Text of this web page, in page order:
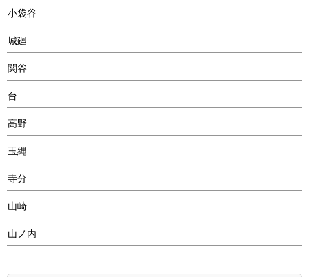
小袋谷
城廻
関谷
台
高野
玉縄
寺分
山崎
山ノ内